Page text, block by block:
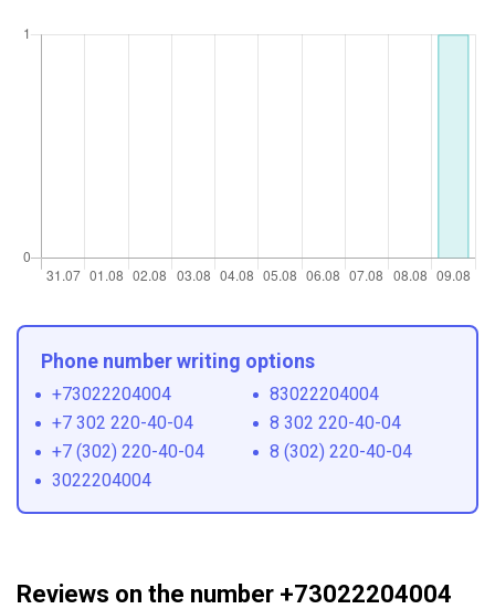
Phone number writing options
+73022204004
83022204004
+7 302 220-40-04
8 302 220-40-04
+7 (302) 220-40-04
8 (302) 220-40-04
3022204004
Reviews on the number +73022204004